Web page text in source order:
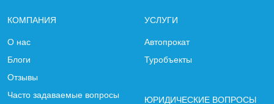
КОМПАНИЯ
О нас
Блоги
Отзывы
Часто задаваемые вопросы
УСЛУГИ
Автопрокат
Туробъекты
ЮРИДИЧЕСКИЕ ВОПРОСЫ